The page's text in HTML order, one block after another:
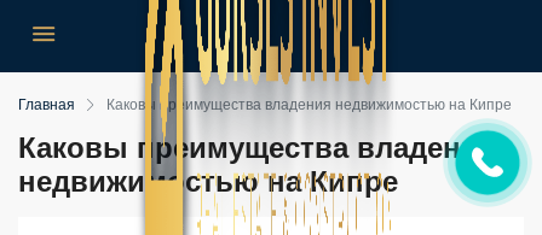
Главная Каковы преимущества владения недвижимостью на Кипре
Каковы преимущества владения
недвижимостью на Кипре